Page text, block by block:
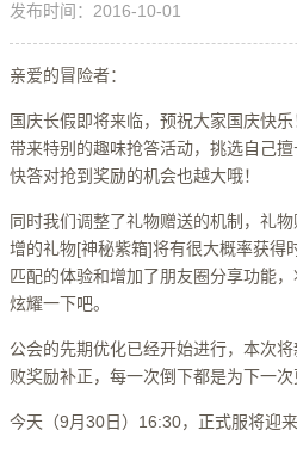
发布时间：2016-10-01
亲爱的冒险者：
国庆长假即将来临，预祝大家国庆快
带来特别的趣味抢答活动，挑选自己
快答对抢到奖励的机会也越大哦！
同时我们调整了礼物赠送的机制，礼
增的礼物[神秘紫箱]将有很大概率获得
匹配的体验和增加了朋友圈分享功能
炫耀一下吧。
公会的先期优化已经开始进行，本次
败奖励补正，每一次倒下都是为下一次
今天（9月30日）16:30，正式服将迎来